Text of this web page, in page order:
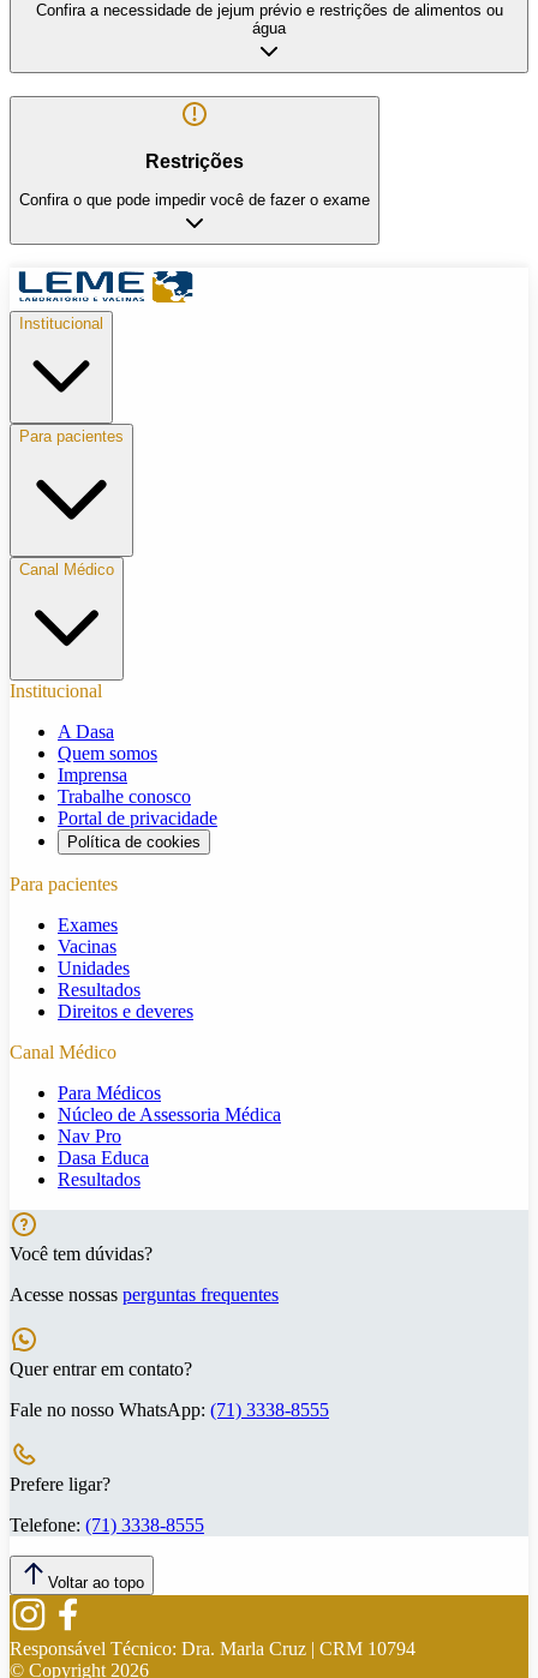
Confira a necessidade de jejum prévio e restrições de alimentos ou
água
Restrições
Confira o que pode impedir você de fazer o exame
Institucional
Para pacientes
Canal Médico
Institucional
A Dasa
Quem somos
Imprensa
Trabalhe conosco
Portal de privacidade
Política de cookies
Para pacientes
Exames
Vacinas
Unidades
Resultados
Direitos e deveres
Canal Médico
Para Médicos
Núcleo de Assessoria Médica
Nav Pro
Dasa Educa
Resultados
Você tem dúvidas?
Acesse nossas perguntas frequentes
Quer entrar em contato?
Fale no nosso WhatsApp: (71) 3338-8555
Prefere ligar?
Telefone: (71) 3338-8555
Voltar ao topo
Responsável Técnico: Dra. Marla Cruz | CRM 10794
© Copyright 2026